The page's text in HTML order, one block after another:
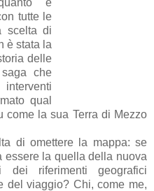
tutte le
scelta di
è stata la
delle
che
qual
come la sua Terra di Mezzo
di omettere la mappa: se
essere la quella della nuova
dei riferimenti geografici
del viaggio? Chi, come me,